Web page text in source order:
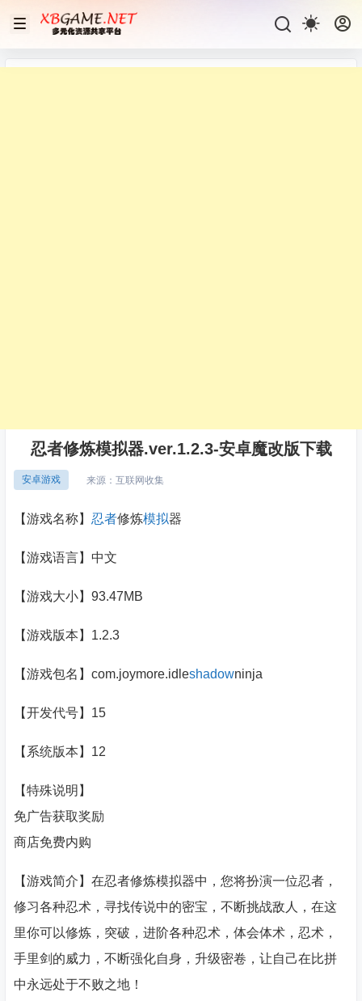
忍者修炼模拟器.ver.1.2.3-安卓魔改版下载
安卓游戏 来源： 互联网收集
【游戏名称】 忍者修炼模拟器
【游戏语言】中文
【游戏大小】93.47MB
【游戏版本】1.2.3
【游戏包名】com.joymore.idleshadowninja
【开发代号】15
【系统版本】12
【特殊说明】
免广告获取奖励
商店免费内购
【游戏简介】在忍者修炼模拟器中，您将扮演一位忍者，
修习各种忍术，寻找传说中的密宝，不断挑战敌人，在这
里你可以修炼，突破，进阶各种忍术，体会体术，忍术，
手里剑的威力，不断强化自身，升级密卷，让自己在比拼
中永远处于不败之地！